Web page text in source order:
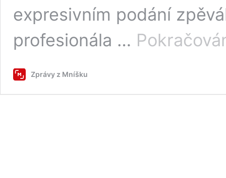
expresivním podání
profesionála …
Zprávy z Mníšku